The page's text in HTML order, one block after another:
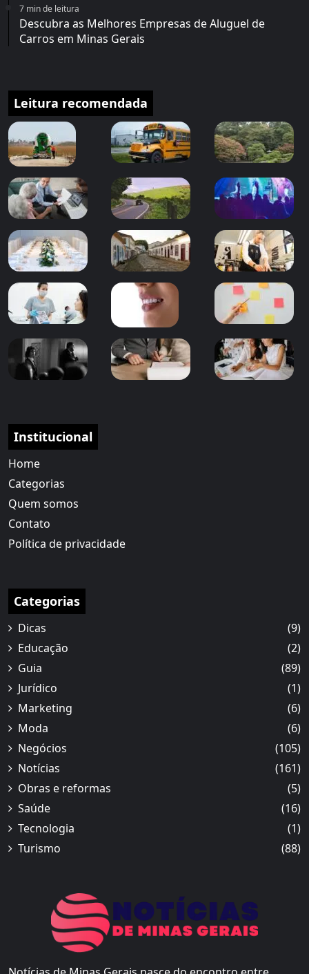
7 min de leitura
Descubra as Melhores Empresas de Aluguel de
Carros em Minas Gerais
Leitura recomendada
Institucional
Home
Categorias
Quem somos
Contato
Política de privacidade
Categorias
Dicas
(9)
Educação
(2)
Guia
(89)
Jurídico
(1)
Marketing
(6)
Moda
(6)
Negócios
(105)
Notícias
(161)
Obras e reformas
(5)
Saúde
(16)
Tecnologia
(1)
Turismo
(88)